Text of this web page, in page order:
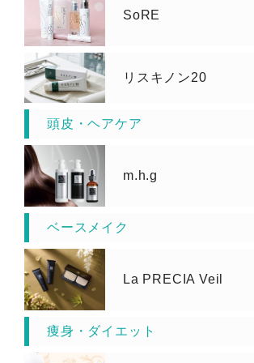
SoRE
リスキノン20
頭皮・ヘアケア
m.h.g
ベースメイク
La PRECIA Veil
痩身・ダイエット